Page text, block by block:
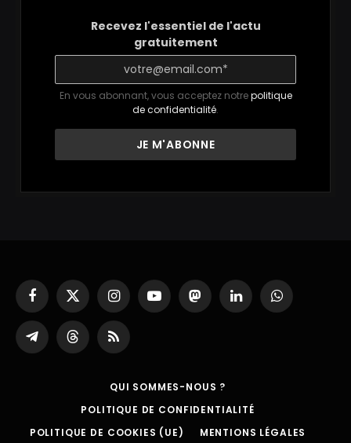
Recevez l'essentiel de l'actu
gratuitement
En vous abonnant, vous acceptez notrepolitique
de confidentialité.
Facebook
X
(Twitter)
InstagramYouTubeMastodonLinkedInWhatsApp
Partager
sur
ThreadsRSS
QUI SOMMES-NOUS ?
POLITIQUE DE CONFIDENTIALITÉ
POLITIQUE DE COOKIES (UE)
MENTIONS LÉGALES